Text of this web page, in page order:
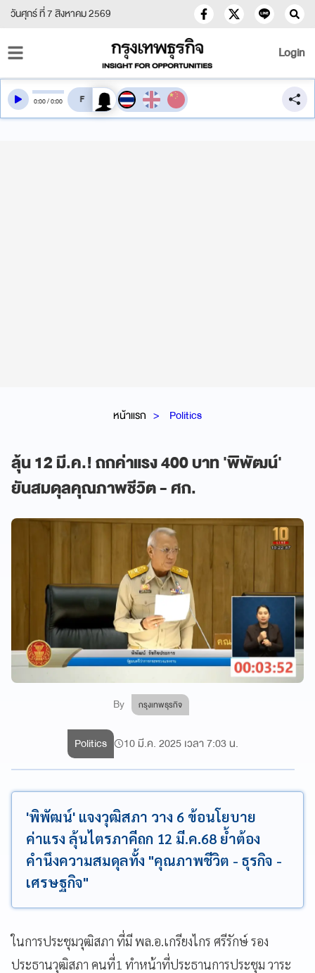
วันศุกร์ ที่ 7 สิงหาคม 2569
Login
หน้าแรก Politics
ลุ้น 12 มี.ค.! ถกค่าแรง 400 บาท 'พิพัฒน์'
ยันสมดุลคุณภาพชีวิต - ศก.
By กรุงเทพธุรกิจ
0:00/0:00 สลับเสียงอ่าน
Politics 10 มี.ค. 2025 เวลา 7:03 น.
'พิพัฒน์' แจงวุฒิสภา วาง 6 ข้อนโยบาย
ค่าแรง ลุ้นไตรภาคีถก 12 มี.ค.68 ย้ำต้อง
คำนึงความสมดุลทั้ง "คุณภาพชีวิต - ธุรกิจ -
เศรษฐกิจ"
ในการประชุมวุฒิสภา ที่มี พล.อ.เกรียงไกร ศรีรักษ์ รอง
ประธานวุฒิสภา คนที่1 ทำหน้าที่ประธานการประชุม วาระ